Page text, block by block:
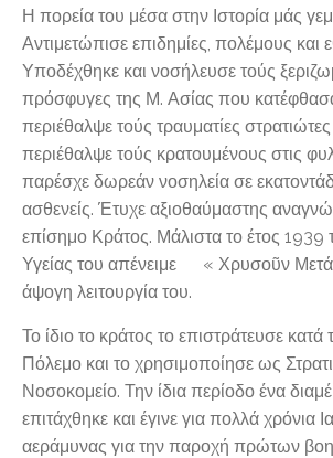
Η πορεία του μέσα στην Ιστορία μάς
Αντιμετώπισε επιδημίες, πολέμους και
Υποδέχθηκε και νοσήλευσε τούς
πρόσφυγες της Μ. Ασίας που
περιέθαλψε τούς τραυματίες
περιέθαλψε τούς κρατουμένους στις
παρέσχε δωρεάν νοσηλεία σε
ασθενείς. Έτυχε αξιοθαύμαστης
επίσημο Κράτος. Μάλιστα το έτος 1939
Υγείας του απένειμε « Χρυσοῦν
άψογη λειτουργία του.
Το ίδιο το κράτος το επιστράτευσε
Πόλεμο και το χρησιμοποίησε ως
Νοσοκομείο. Την ίδια περίοδο ένα
επιτάχθηκε και έγινε για πολλά χρόνια
αεράμυνας για την παροχή πρώτων